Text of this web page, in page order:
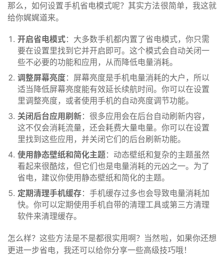
卡
科
那么，如何设置手机省电模式呢？其实方法很简单，我这就
给你娓娓道来。
开启省电模式：大多数手机都内置了省电模式，你只需
要在设置里找到它并开启即可。这个模式会自动关闭一
些不必要的功能和应用，从而降低电量消耗。
调整屏幕亮度：屏幕亮度是手机电量消耗的大户，所以
适当降低屏幕亮度能有效延长续航时间。你可以在设置
里调整亮度，或者使用手机的自动亮度调节功能。
关闭后台应用刷新：很多应用会在后台自动刷新内容，
这不仅会消耗流量，还会耗费大量电量。你可以在设置
里找到这些应用，并关闭它们的后台刷新功能。
使用静态壁纸和简化主题：动态壁纸和复杂的主题虽然
看起来很酷炫，但它们也是电量消耗的元凶之一。为了
省电，建议你使用静态壁纸和简化的主题。
定期清理手机缓存：手机缓存过多也会导致电量消耗加
快。你可以定期使用手机自带的清理工具或第三方清理
软件来清理缓存。
怎么样？这些方法是不是都很实用啊？当然啦，如果你还想
更进一步省电，我还可以给你分享一些高级技巧哦！